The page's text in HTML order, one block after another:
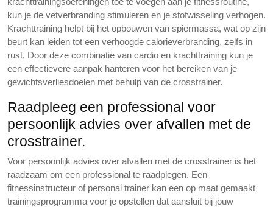
kun je de vetverbranding stimuleren en je stofwisseling verhogen.
Krachttraining helpt bij het opbouwen van spiermassa, wat op zijn
beurt kan leiden tot een verhoogde calorieverbranding, zelfs in
rust. Door deze combinatie van cardio en krachttraining kun je
een effectievere aanpak hanteren voor het bereiken van je
gewichtsverliesdoelen met behulp van de crosstrainer.
Raadpleeg een professional voor
persoonlijk advies over afvallen met de
crosstrainer.
Voor persoonlijk advies over afvallen met de crosstrainer is het
raadzaam om een professional te raadplegen. Een
fitnessinstructeur of personal trainer kan een op maat gemaakt
trainingsprogramma voor je opstellen dat aansluit bij jouw